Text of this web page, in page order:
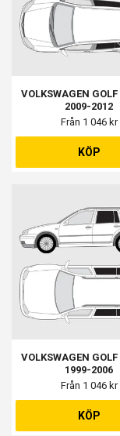
VOLKSWAGEN
2009-2012
Från 1 046 kr
KÖP
VOLKSWAGEN
1999-2006
Från 1 046 kr
KÖP